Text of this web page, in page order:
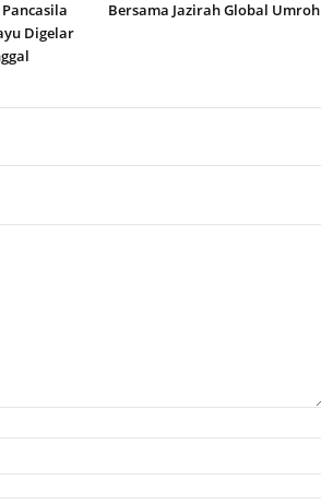
Digelar
Bersama Jazirah Global Umroh